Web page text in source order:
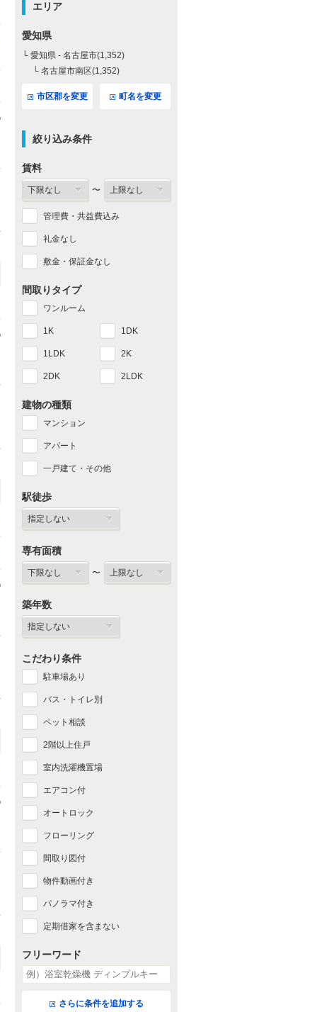
エリア
愛知県
└ 愛知県 - 名古屋市(1,352)
└ 名古屋市南区(1,352)
市区郡を変更 町名を変更
絞り込み条件
賃料
〜
管理費・共益費込み
礼金なし
敷金・保証金なし
間取りタイプ
ワンルーム
1K 1DK
1LDK 2K
2DK 2LDK
建物の種類
マンション
アパート
一戸建て・その他
駅徒歩
専有面積
〜
築年数
こだわり条件
駐車場あり
バス・トイレ別
ペット相談
2階以上住戸
室内洗濯機置場
エアコン付
オートロック
フローリング
間取り図付
物件動画付き
パノラマ付き
定期借家を含まない
フリーワード
さらに条件を追加する